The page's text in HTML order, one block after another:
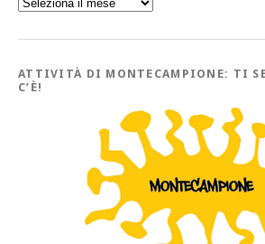
l’Archivio
tutti
Articoli
ATTIVITÀ DI MONTECAMPIONE: TI
C’È!